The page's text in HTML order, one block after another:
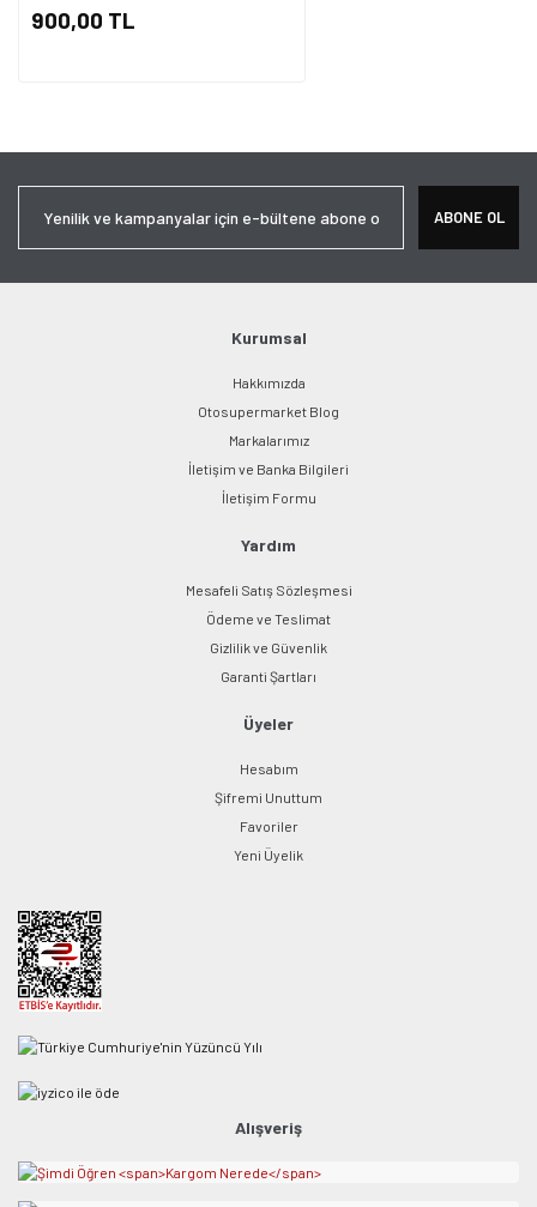
900,00 TL
ABONE OL
Kurumsal
Hakkımızda
Otosupermarket Blog
Markalarımız
İletişim ve Banka Bilgileri
İletişim Formu
Yardım
Mesafeli Satış Sözleşmesi
Ödeme ve Teslimat
Gizlilik ve Güvenlik
Garanti Şartları
Üyeler
Hesabım
Şifremi Unuttum
Favoriler
Yeni Üyelik
Alışveriş